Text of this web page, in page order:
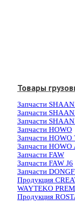
Товары
Запчасти
Запчасти
Запчасти
Запчасти HOWO
Запчасти HOWO
Запчасти HOWO
Запчасти FAW
Запчасти FAW J6
Запчасти
Продукция
WAYTEKO
Продукция